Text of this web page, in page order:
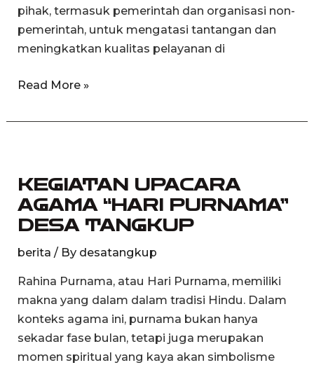
pihak, termasuk pemerintah dan organisasi non-
pemerintah, untuk mengatasi tantangan dan
meningkatkan kualitas pelayanan di
Read More »
KEGIATAN UPACARA
AGAMA “HARI PURNAMA”
DESA TANGKUP
berita / By desatangkup
Rahina Purnama, atau Hari Purnama, memiliki
makna yang dalam dalam tradisi Hindu. Dalam
konteks agama ini, purnama bukan hanya
sekadar fase bulan, tetapi juga merupakan
momen spiritual yang kaya akan simbolisme
AGAMA
“HARI
PURNAMA”
TANGKUP